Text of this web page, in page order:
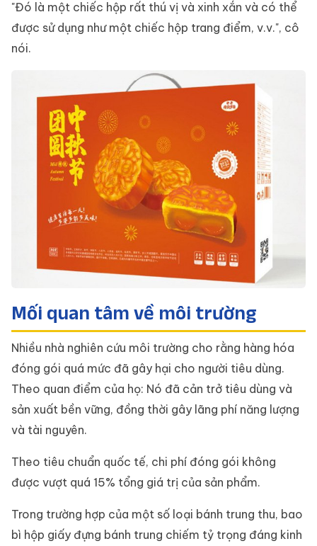
"Đó là một chiếc hộp rất thú vị và xinh xắn và có thể
được sử dụng như một chiếc hộp trang điểm, v.v.", cô
nói.
Mối quan tâm về môi trường
Nhiều nhà nghiên cứu môi trường cho rằng hàng hóa
đóng gói quá mức đã gây hại cho người tiêu dùng.
Theo quan điểm của họ: Nó đã cản trở tiêu dùng và
sản xuất bền vững, đồng thời gây lãng phí năng lượng
và tài nguyên.
Theo tiêu chuẩn quốc tế, chi phí đóng gói không
được vượt quá 15% tổng giá trị của sản phẩm.
Trong trường hợp của một số loại bánh trung thu, bao
bì hộp giấy đựng bánh trung chiếm tỷ trọng đáng kinh